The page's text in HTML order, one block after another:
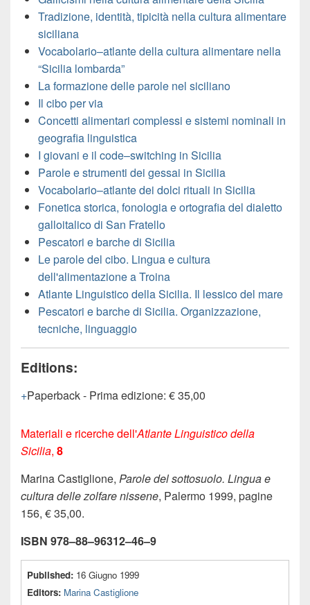
Tradizione, identità, tipicità nella cultura alimentare
siciliana
Vocabolario–atlante della cultura alimentare nella
“Sicilia lombarda”
La formazione delle parole nel siciliano
Il cibo per via
Concetti alimentari complessi e sistemi nominali in
geografia linguistica
I giovani e il code–switching in Sicilia
Parole e strumenti dei gessai in Sicilia
Vocabolario–atlante dei dolci rituali in Sicilia
Fonetica storica, fonologia e ortografia del dialetto
galloitalico di San Fratello
Pescatori e barche di Sicilia
Le parole del cibo. Lingua e cultura
dell'alimentazione a Troina
Atlante Linguistico della Sicilia. Il lessico del mare
Pescatori e barche di Sicilia. Organizzazione,
tecniche, linguaggio
Editions:
Paperback- Prima edizione: € 35,00
Materiali e ricerche dell'Atlante Linguistico della
Sicilia, 8
Marina Castiglione, Parole del sottosuolo. Lingua e
cultura delle zolfare nissene, Palermo 1999, pagine
156, € 35,00.
ISBN 978–88–96312–46–9
Published: 16 Giugno 1999
Editors: Marina Castiglione